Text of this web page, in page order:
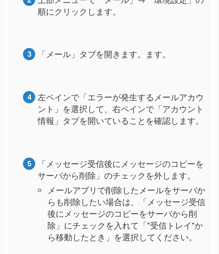
順にクリックします。
「メール」タブを開きます。ます。
左ペインで「エラーが発生するメールアカウ
ント」を選択して、右ペインで「アカウント
情報」タブを開いていることを確認します。
「メッセージ受信後にメッセージのコピーを
サーバから削除」のチェックを外します。
メールアプリで削除したメールをサーバか
らも削除したい場合は、「メッセージ受信
後にメッセージのコピーをサーバから削
除」にチェックを入れて「"受信トレイ"か
ら移動したとき」を選択してください。